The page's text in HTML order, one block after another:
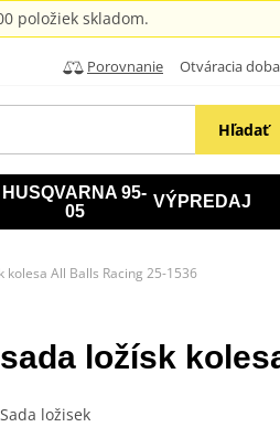
položiek skladom.
Porovnanie Otváracia
Hľadať
HUSQVARNA 95-
05
VÝPREDAJ
kolesa All Balls Racing 25-1536
sada ložísk
Sada ložisek